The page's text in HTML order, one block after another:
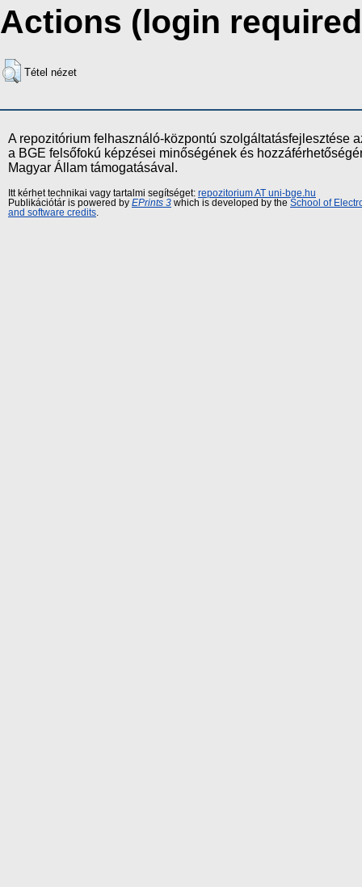
Actions (login
Tétel nézet
A repozitórium felhasználó-központú szolgáltatásfejlesztése
a BGE felsőfokú képzései minőségének és
Magyar Állam támogatásával.
Itt kérhet technikai vagy tartalmi segítséget: repozitorium AT uni-bge.hu
Publikációtár is powered by EPrints 3 which is developed by the School of
and software credits.